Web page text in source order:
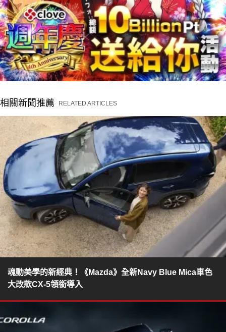
相關新聞推薦 RELATED ARTICLES
魂動美學的新經典！《Mazda》全新Navy Blue Mica車色
大改款CX-5領銜導入